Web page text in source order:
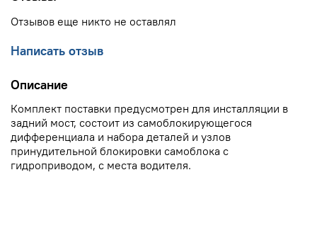
Отзывов еще никто не оставлял
Написать отзыв
Описание
Комплект поставки предусмотрен для инсталляции в
задний мост, состоит из самоблокирующегося
дифференциала и набора деталей и узлов
принудительной блокировки самоблока c
гидроприводом, с места водителя.